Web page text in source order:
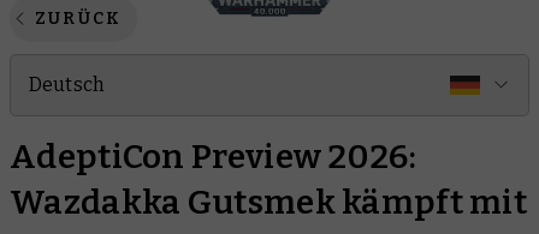
ZURÜCK
Deutsch
AdeptiCon Preview 2026:
Wazdakka Gutsmek kämpft mit